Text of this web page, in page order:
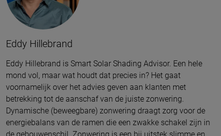
Eddy Hillebrand
Eddy Hillebrand is Smart Solar Shading Advisor. Een hele
mond vol, maar wat houdt dat precies in? Het gaat
voornamelijk over het advies geven aan klanten met
betrekking tot de aanschaf van de juiste zonwering.
Dynamische (beweegbare) zonwering draagt zorg voor de
energiebalans van de ramen die een zwakke schakel zijn in